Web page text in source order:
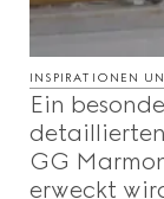
INSPIRATIONEN
Ein
GG
erweckt